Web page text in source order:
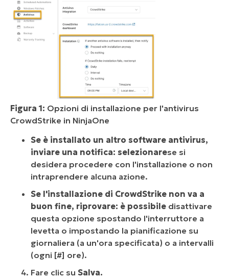
Figura 1: Opzioni di installazione per l'antivirus
CrowdStrike in NinjaOne
Se è installato un altro software antivirus,
inviare una notifica: selezionarese si
desidera procedere con l'installazione o non
intraprendere alcuna azione.
Se l'installazione di CrowdStrike non va a
buon fine, riprovare: è possibile disattivare
questa opzione spostando l'interruttore a
levetta o impostando la pianificazione su
giornaliera (a un'ora specificata) o a intervalli
(ogni [#] ore).
Fare clic su Salva.